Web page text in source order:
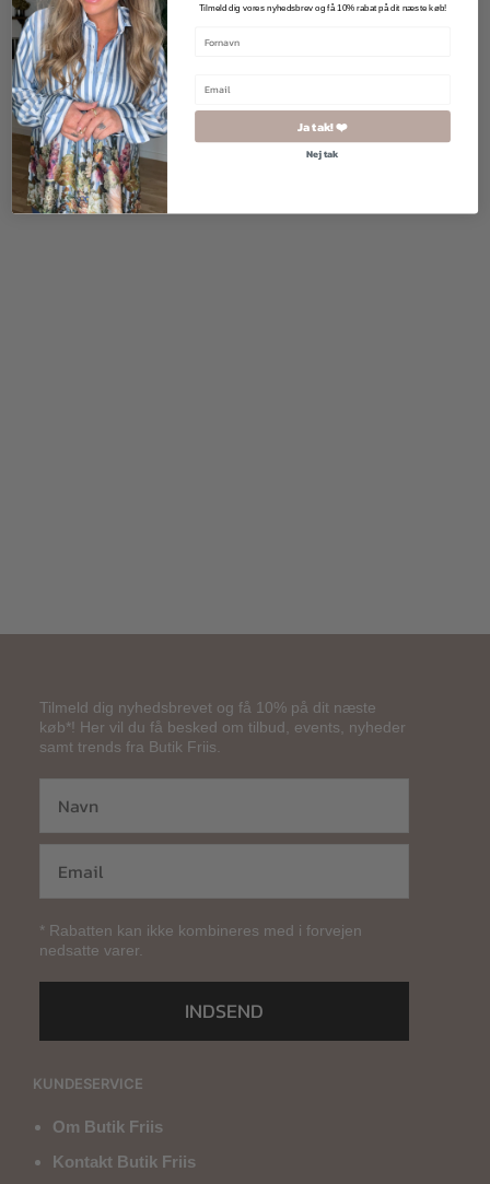
1.700,00kr.1.020,00 900,00 540,00
Tilmeld dig nyhedsbrevet og få 10% på dit næste
køb*! Her vil du få besked om tilbud, events, nyheder
samt trends fra Butik Friis.
* Rabatten kan ikke kombineres med i forvejen
nedsatte varer.
INDSEND
KUNDESERVICE
Om Butik Friis
Kontakt Butik Friis
Tilmeld dig vores nyhedsbrev og få 10% rabat på dit næste køb!
Ja tak! ❤️
Nej tak